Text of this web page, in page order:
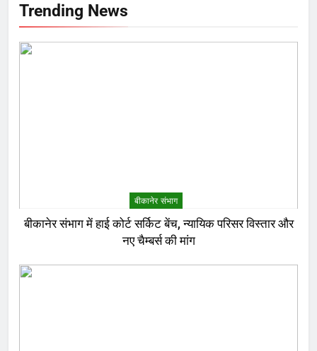
Trending News
बीकानेर संभाग
बीकानेर संभाग में हाई कोर्ट सर्किट बेंच, न्यायिक परिसर विस्तार और
नए चैम्बर्स की मांग